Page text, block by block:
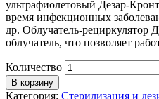
ультрафиолетовый Дезар-
время инфекционных
др. Облучатель-рециркулятор
облучатель, что позволяет
Количество
В корзину
Категория: Стерилизация и